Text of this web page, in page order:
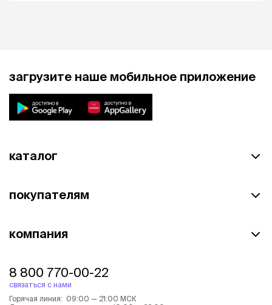
загрузите наше мобильное приложение
каталог
покупателям
компания
8 800 770-00-22
связаться с нами
Горячая линия: 09:00 — 21:00 МСК